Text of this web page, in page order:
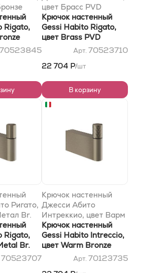
Rigato,
70523845
цвет Брасс PVD
Крючок настенный
Gessi Habito Rigato,
цвет Brass PVD
Арт. 70523710
22 704 Р/шт
В корзину
Ригато,
Br.
Rigato,
Br.
70523707
Крючок настенный
Джесси Абито
Интреккио, цвет Варм
Бронзе PVD
Крючок настенный
Gessi Habito Intreccio,
цвет Warm Bronze
Арт. 70123735